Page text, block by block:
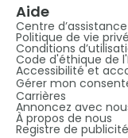
Aide
Centre d’assistance
Politique de vie
Conditions
Code d'éthique de
Accessibilité et
Gérer mon
Carrières
Annoncez avec
À propos de nous
Registre de